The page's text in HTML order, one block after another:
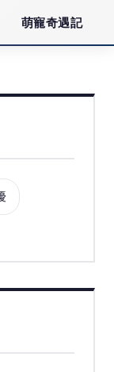
萌寵奇遇記